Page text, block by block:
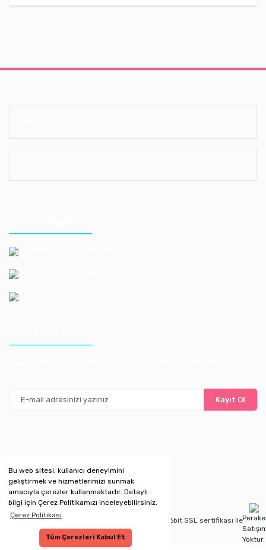
Bu web sitesi, kullanıcı deneyimini
geliştirmek ve hizmetlerimizi sunmak
amacıyla çerezler kullanmaktadır. Detaylı
bilgi için Çerez Politikamızı inceleyebilirsiniz.
Çerez Politikası
Tüm Çerezleri Kabul Et
Kayıt Ol
Copyright 2020 © Kredi kartı bilgileriniz 256bit SSL sertifikası ile
korunmaktadır.
Yoktur.